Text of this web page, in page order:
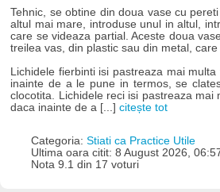
Tehnic, se obtine din doua vase cu
altul mai mare, introduse unul in altul,
care se videaza partial. Aceste doua
treilea vas, din plastic sau din metal,
Lichidele fierbinti isi pastreaza mai
inainte de a le pune in termos, se
clocotita. Lichidele reci isi pastreaza mai
daca inainte de a [...]citește tot
Categoria: Stiati ca Practice Utile
Ultima oara citit: 8 August 2026,
Nota 9.1 din 17 voturi